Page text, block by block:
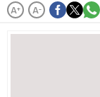
A+ A-